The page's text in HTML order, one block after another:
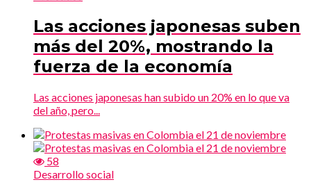
Las acciones japonesas suben
más del 20%, mostrando la
fuerza de la economía
Las acciones japonesas han subido un 20% en lo que va
del año, pero...
58
Desarrollo social